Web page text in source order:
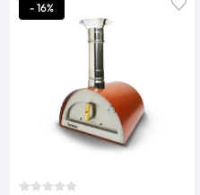
- 16%